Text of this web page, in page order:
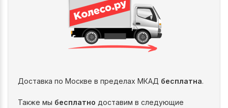
Доставка по Москве в пределах МКАД бесплатна.
Также мы бесплатно доставим в следующие